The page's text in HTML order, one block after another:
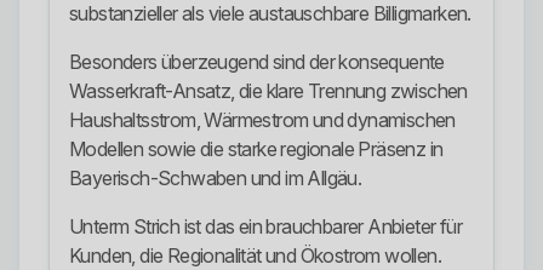
substanzieller als viele austauschbare Billigmarken.
Besonders überzeugend sind der konsequente
Wasserkraft-Ansatz, die klare Trennung zwischen
Haushaltsstrom, Wärmestrom und dynamischen
Modellen sowie die starke regionale Präsenz in
Bayerisch-Schwaben und im Allgäu.
Unterm Strich ist das ein brauchbarer Anbieter für
Kunden, die Regionalität und Ökostrom wollen.